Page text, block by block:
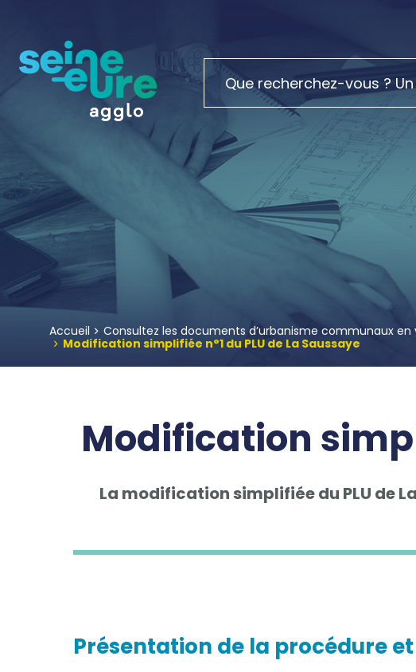
Accueil
Consultez les documents d’urbanisme communaux en
Modification simplifiée n°1 du PLU de La Saussaye
Modification
La modification simplifiée du PLU de
Présentation de la procédure